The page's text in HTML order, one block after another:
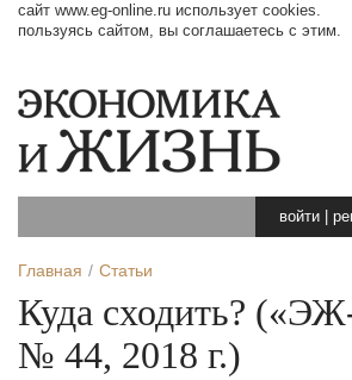
сайт www.eg-online.ru использует cookies.
пользуясь сайтом, вы соглашаетесь с этим.
войти
Главная Статьи
Куда сходить?
№ 44, 2018 г.)